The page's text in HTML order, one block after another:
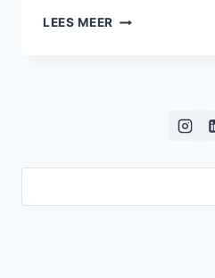
LEES MEER
SAUS
KERRIE